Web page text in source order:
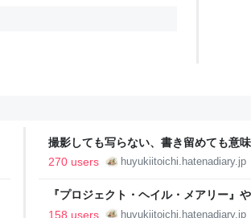
撮影しても写らない、書き留めても意
ベスト級のホラーSF『反ミーム部門は
270 users huyukiitoichi.hatenadiary.jp
『プロジェクト・ヘイル・メアリー』
最新長篇──『マイボディ・オン・ザ・
158 users huyukiitoichi.hatenadiary.jp